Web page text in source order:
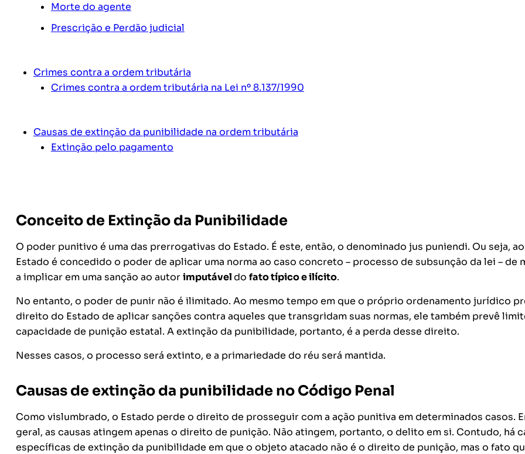
Morte do agente
Prescrição e Perdão judicial
Crimes contra a ordem tributária
Crimes contra a ordem tributária na Lei nº 8.137/1990
Causas de extinção da punibilidade na ordem tributária
Extinção pelo pagamento
Conceito de Extinção da Punibilidade
O poder punitivo é uma das prerrogativas do Estado. É este, então, o denominado jus puniendi. Ou seja, ao
Estado é concedido o poder de aplicar uma norma ao caso concreto – processo de subsunção da lei – de
a implicar em uma sanção ao autorimputáveldo fato típico e ilícito.
No entanto, o poder de punir não é ilimitado. Ao mesmo tempo em que o próprio ordenamento jurídico
direito do Estado de aplicar sanções contra aqueles que transgridam suas normas, ele também prevê
capacidade de punição estatal. A extinção da punibilidade, portanto, é a perda desse direito.
Nesses casos, o processo será extinto, e a primariedade do réu será mantida.
Causas de extinção da punibilidade no Código Penal
Como vislumbrado, o Estado perde o direito de prosseguir com a ação punitiva em determinados casos.
geral, as causas atingem apenas o direito de punição. Não atingem, portanto, o delito em si. Contudo, há
específicas de extinção da punibilidade em que o objeto atacado não é o direito de punição, mas o fato